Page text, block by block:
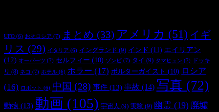
UFO (6) おそロシア (7) まとめ (33) アメリカ (51) イギ
リス (29) イタリア (6) イングランド (9) インド (11) エイリアン
(12) オーパーツ (7) セルフィー (10) ゾンビ (7) タイ (9) タマヒュン (7)
ドッキ
リ (8) ネコ (7) ホテル (6) ホラー (17) ポルターガイスト (10) ロシア
(16)
ロボット (6) 中国 (28) 事件 (13) 事故 (14) 写真 (72)
動物 (13) 動画 (105) 宇宙人 (9) 実験 (9) 幽霊 (19) 廃墟